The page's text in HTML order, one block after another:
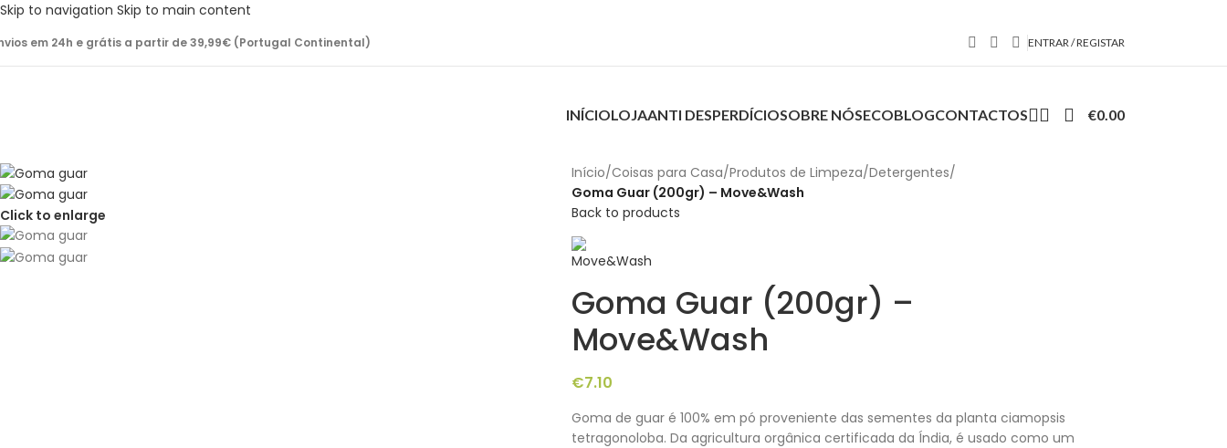
Skip to navigation Skip to main content
em 24h e grátis a partir de 39,99€ (Portugal Continental) ENTRAR / REGISTAR
INÍCIOLOJAANTI DESPERDÍCIOSOBRE NÓSECOBLOGCONTACTOS €0.00
Click to enlarge
Início/Coisas para Casa/Produtos de Limpeza/Detergentes/
Goma Guar (200gr) – Move&Wash
Back to products
Goma Guar (200gr) –
Move&Wash
€7.10
Goma de guar é 100% em pó proveniente das sementes da planta ciamopsis
tetragonoloba. Da agricultura orgânica certificada da Índia, é usado como um